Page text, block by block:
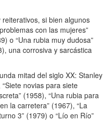
si bien algunos
con las mujeres”
o “Una rubia muy dudosa”
una corrosiva y sarcástica
mitad del siglo XX: Stanley
novias para siete
(1958), “Una rubia para
la carretera” (1967), “La
3” (1979) o “Lío en Río”